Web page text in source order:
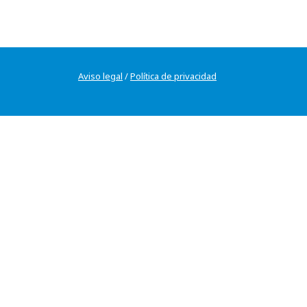
Aviso legal /Política de privacidad